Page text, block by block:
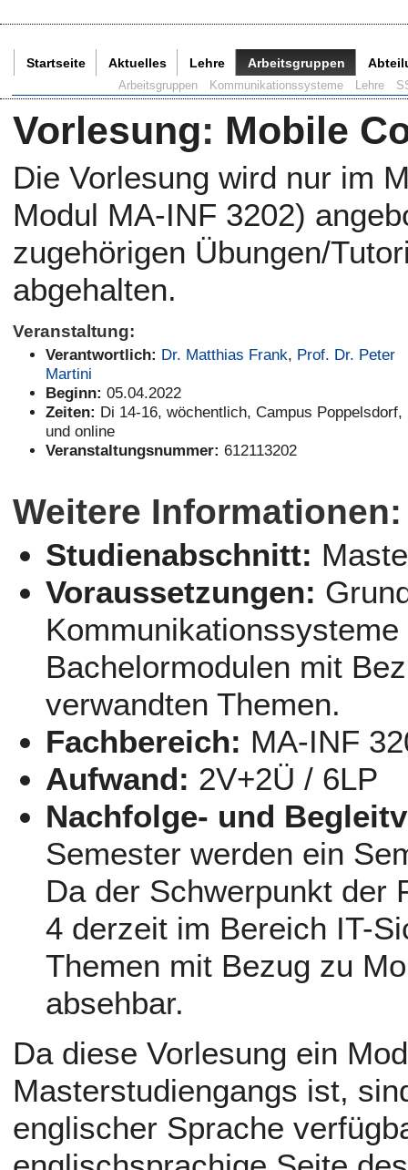
Startseite Aktuelles Lehre Arbeitsgruppen
Arbeitsgruppen Kommunikationssysteme Lehre
Vorlesung: Mobile
Die Vorlesung wird nur im
Modul MA-INF 3202)
zugehörigen Übungen/
abgehalten.
Veranstaltung:
Verantwortlich: Dr. Matthias Frank, Prof. Dr. Peter
Martini
Beginn: 05.04.2022
Zeiten: Di 14-16, wöchentlich, Campus Poppelsdorf,
und online
Veranstaltungsnummer: 612113202
Weitere Informationen:
Studienabschnitt:
Voraussetzungen:
Bachelormodulen mit
verwandten Themen.
Fachbereich: MA-INF
Aufwand: 2V+2Ü / 6LP
Nachfolge- und
Semester werden ein
Da der Schwerpunkt der
4 derzeit im Bereich IT-
Themen mit Bezug zu
absehbar.
Da diese Vorlesung ein
Masterstudiengangs ist,
englischer Sprache